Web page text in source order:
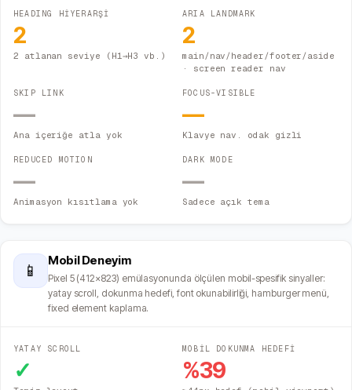
HEADING HİYERARŞİ
2
2 atlanan seviye (H1→H3 vb.)
ARIA LANDMARK
2
main/nav/header/footer/aside
· screen reader nav
SKIP LINK
—
Ana içeriğe atla yok
FOCUS-VISIBLE
—
Klavye nav. odak gizli
REDUCED MOTION
—
Animasyon kısıtlama yok
DARK MODE
—
Sadece açık tema
📱
Mobil Deneyim
Pixel 5 (412×823) emülasyonunda ölçülen mobil-spesifik sinyaller:
yatay scroll, dokunma hedefi, font okunabilirliği, hamburger menü,
fixed element kaplama.
YATAY SCROLL
✓
MOBİL DOKUNMA HEDEFİ
%39